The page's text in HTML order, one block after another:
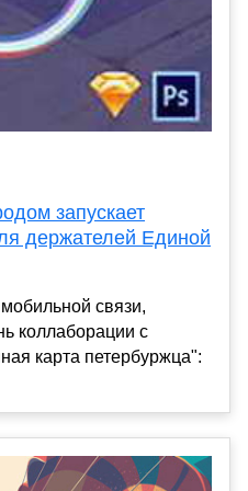
запускает
держателей Единой
связи,
коллаборации с
карта петербуржца":